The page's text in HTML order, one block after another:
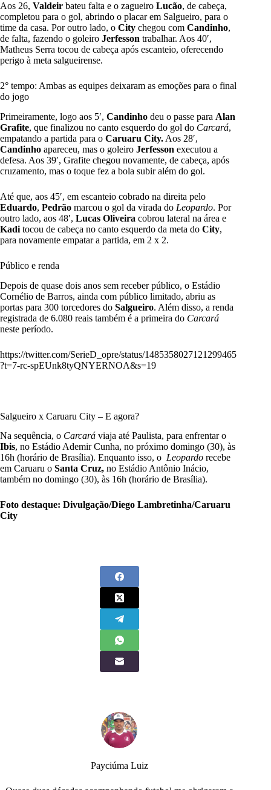
Aos 26, Valdeir bateu falta e o zagueiro Lucão, de cabeça,
completou para o gol, abrindo o placar em Salgueiro, para o
time da casa. Por outro lado, o City chegou com Candinho,
de falta, fazendo o goleiro Jerfesson trabalhar. Aos 40′,
Matheus Serra tocou de cabeça após escanteio, oferecendo
perigo à meta salgueirense.
2° tempo: Ambas as equipes deixaram as emoções para o final
do jogo
Primeiramente, logo aos 5′, Candinho deu o passe para Alan
Grafite, que finalizou no canto esquerdo do gol do Carcará,
empatando a partida para o Caruaru City. Aos 28′,
Candinho apareceu, mas o goleiro Jerfesson executou a
defesa. Aos 39′, Grafite chegou novamente, de cabeça, após
cruzamento, mas o toque fez a bola subir além do gol.
Até que, aos 45′, em escanteio cobrado na direita pelo
Eduardo, Pedrão marcou o gol da virada do Leopardo. Por
outro lado, aos 48′, Lucas Oliveira cobrou lateral na área e
Kadi tocou de cabeça no canto esquerdo da meta do City,
para novamente empatar a partida, em 2 x 2.
Público e renda
Depois de quase dois anos sem receber público, o Estádio
Cornélio de Barros, ainda com público limitado, abriu as
portas para 300 torcedores do Salgueiro. Além disso, a renda
registrada de 6.080 reais também é a primeira do Carcará
neste período.
https://twitter.com/SerieD_opre/status/1485358027121299465
?t=7-rc-spEUnk8tyQNYERNOA&s=19
Salgueiro x Caruaru City – E agora?
Na sequência, o Carcará viaja até Paulista, para enfrentar o
Ibis, no Estádio Ademir Cunha, no próximo domingo (30), às
16h (horário de Brasília). Enquanto isso, o Leopardo recebe
em Caruaru o Santa Cruz, no Estádio Antônio Inácio,
também no domingo (30), às 16h (horário de Brasília).
Foto destaque: Divulgação/Diego Lambretinha/Caruaru
City
Payciúma Luiz